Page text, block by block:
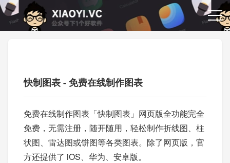
快制图表 - 免费在线制作图表
免费在线制作图表「快制图表」网页版全功能完全
免费，无需注册，随开随用，轻松制作折线图、柱
状图、雷达图或饼图等各类图表。除了网页版，官
方还提供了 iOS、华为、安卓版。